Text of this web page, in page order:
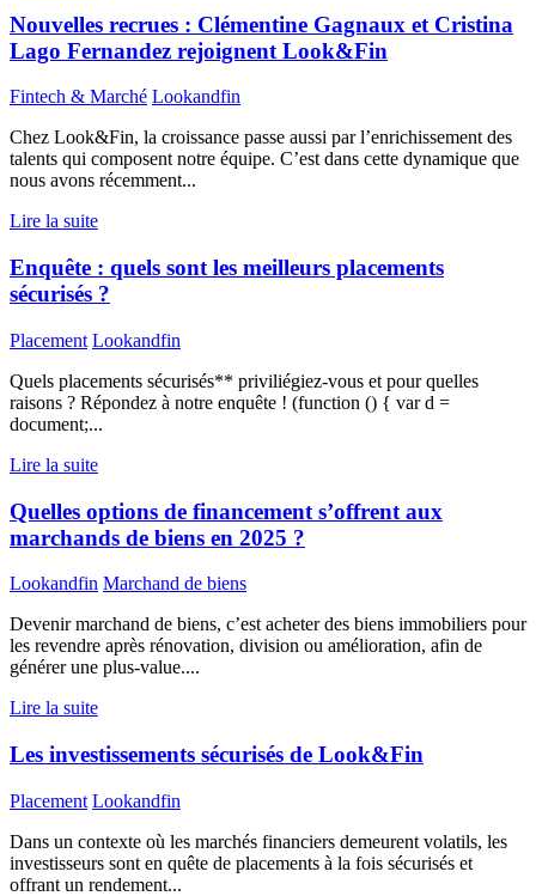
Nouvelles recrues : Clémentine Gagnaux et Cristina
Lago Fernandez rejoignent Look&Fin
Fintech & Marché Lookandfin
Chez Look&Fin, la croissance passe aussi par l’enrichissement des
talents qui composent notre équipe. C’est dans cette dynamique que
nous avons récemment...
Lire la suite
Enquête : quels sont les meilleurs placements
sécurisés ?
Placement Lookandfin
Quels placements sécurisés** priviliégiez-vous et pour quelles
raisons ? Répondez à notre enquête ! (function () { var d =
document;...
Lire la suite
Quelles options de financement s’offrent aux
marchands de biens en 2025 ?
Lookandfin Marchand de biens
Devenir marchand de biens, c’est acheter des biens immobiliers pour
les revendre après rénovation, division ou amélioration, afin de
générer une plus-value....
Lire la suite
Les investissements sécurisés de Look&Fin
Placement Lookandfin
Dans un contexte où les marchés financiers demeurent volatils, les
investisseurs sont en quête de placements à la fois sécurisés et
offrant un rendement...